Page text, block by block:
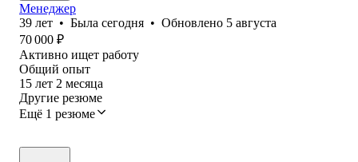
Менеджер
39 лет • Была сегодня • Обновлено 5 августа
70 000 ₽
Активно ищет работу
Общий опыт
15 лет 2 месяца
Другие резюме
Ещё 1 резюме